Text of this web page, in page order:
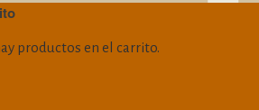
productos en el carrito.